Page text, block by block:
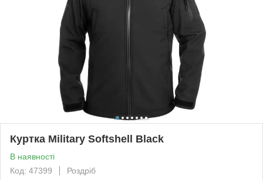
Куртка Military Softshell Black
В наявності
Код: 47399
Роздріб